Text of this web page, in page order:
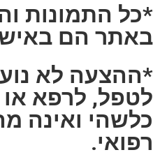
*כל התמונות
באתר הם
*ההצעה לא
לטפל, לרפא
כלשהי ואינה
רפואי.